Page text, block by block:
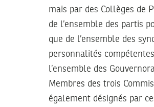
mais par des Collèges de
de l’ensemble des partis
que de l’ensemble des
personnalités
l’ensemble des
Membres des trois
également désignés par